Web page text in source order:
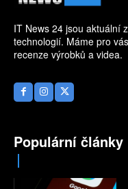
IT News 24 jsou aktuální
technologií. Máme pro
recenze výrobků a videa.
Populární články